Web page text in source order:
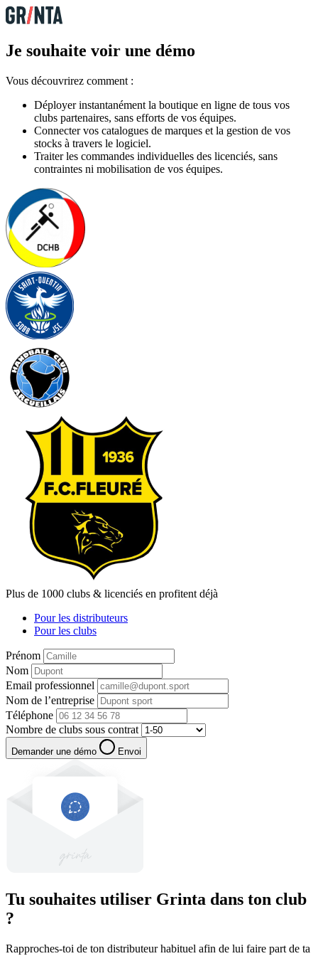
Je souhaite voir une démo
Vous découvrirez comment :
Déployer instantanément la boutique en ligne de tous vos
clubs partenaires, sans efforts de vos équipes.
Connecter vos catalogues de marques et la gestion de vos
stocks à travers le logiciel.
Traiter les commandes individuelles des licenciés, sans
contraintes ni mobilisation de vos équipes.
Plus de 1000 clubs & licenciés en profitent déjà
Pour les distributeurs
Pour les clubs
Prénom
Nom
Email professionnel
Nom de l’entreprise
Téléphone
Nombre de clubs sous contrat
Demander une démo Envoi
Tu souhaites utiliser Grinta dans ton club
?
Rapproches-toi de ton distributeur habituel afin de lui faire part de ta